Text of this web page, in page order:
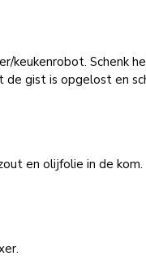
keukenrobot. Schenk
gist is opgelost en
en olijfolie in de kom.